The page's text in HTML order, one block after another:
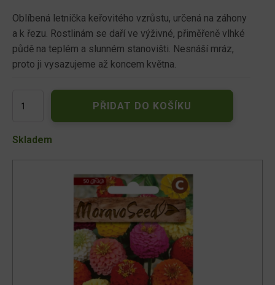
Oblíbená letnička keřovitého vzrůstu, určená na záhony
a k řezu. Rostlinám se daří ve výživné, přiměřeně vlhké
půdě na teplém a slunném stanovišti. Nesnáší mráz,
proto ji vysazujeme až koncem května.
lepá
směs
PŘIDAT DO KOŠÍKU
Skladem